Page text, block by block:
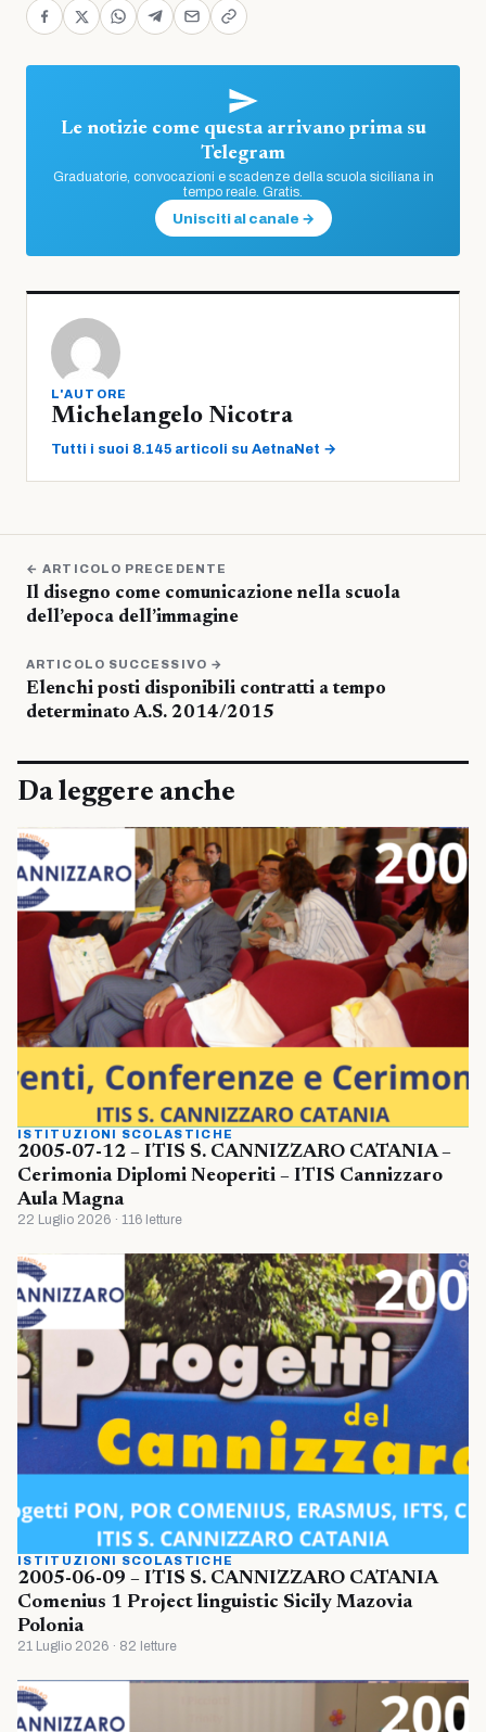
Le notizie come questa arrivano prima su
Telegram
Graduatorie, convocazioni e scadenze della scuola siciliana in
tempo reale. Gratis.
Unisciti al canale →
L'AUTORE
Michelangelo Nicotra
Tutti i suoi 8.145 articoli su AetnaNet →
← ARTICOLO PRECEDENTE
Il disegno come comunicazione nella scuola
dell’epoca dell’immagine
ARTICOLO SUCCESSIVO →
Elenchi posti disponibili contratti a tempo
determinato A.S. 2014/2015
Da leggere anche
ISTITUZIONI SCOLASTICHE
2005-07-12 – ITIS S. CANNIZZARO CATANIA –
Cerimonia Diplomi Neoperiti – ITIS Cannizzaro
Aula Magna
22 Luglio 2026 · 116 letture
ISTITUZIONI SCOLASTICHE
2005-06-09 – ITIS S. CANNIZZARO CATANIA
Comenius 1 Project linguistic Sicily Mazovia
Polonia
21 Luglio 2026 · 82 letture